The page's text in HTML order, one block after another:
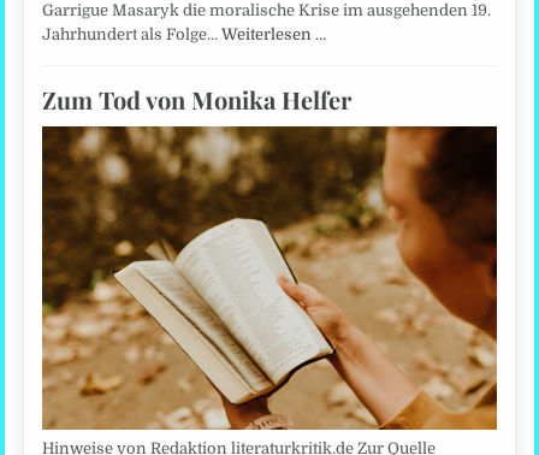
Garrigue Masaryk die moralische Krise im ausgehenden 19.
Jahrhundert als Folge…Weiterlesen …
Zum Tod von Monika Helfer
Hinweise von Redaktion literaturkritik.de Zur Quelle